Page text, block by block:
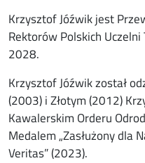
Krzysztof Jóźwik jest
Rektorów Polskich
2028.
Krzysztof Jóźwik został
(2003) i Złotym (2012)
Kawalerskim Orderu
Medalem „Zasłużony dla
Veritas” (2023).